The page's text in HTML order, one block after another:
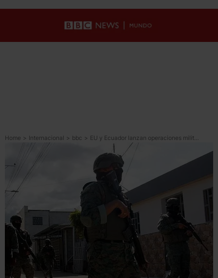
Home > Internacional > bbc > EU y Ecuador lanzan operaciones militares conjuntas contra “organizaciones terroristas” en el país sudamericano